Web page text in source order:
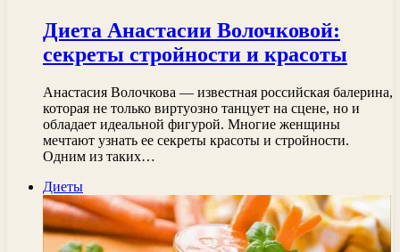
Диета Анастасии Волочковой:
секреты стройности и красоты
Анастасия Волочкова — известная российская балерина,
которая не только виртуозно танцует на сцене, но и
обладает идеальной фигурой. Многие женщины
мечтают узнать ее секреты красоты и стройности.
Одним из таких…
Диеты